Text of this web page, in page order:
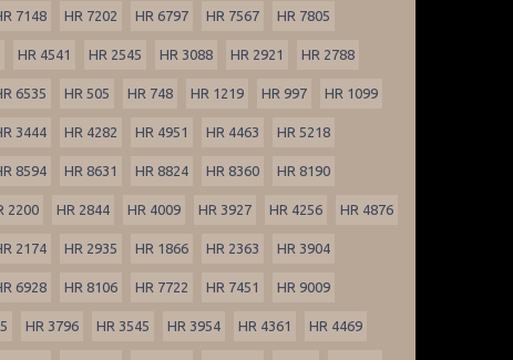
7148 HR 7202 HR 6797 HR 7567 HR 7805
HR 4541 HR 2545 HR 3088 HR 2921 HR 2788
6535 HR 505 HR 748 HR 1219 HR 997 HR 1099
3444 HR 4282 HR 4951 HR 4463 HR 5218
8594 HR 8631 HR 8824 HR 8360 HR 8190
2200 HR 2844 HR 4009 HR 3927 HR 4256 HR 4876
2174 HR 2935 HR 1866 HR 2363 HR 3904
6928 HR 8106 HR 7722 HR 7451 HR 9009
HR 3796 HR 3545 HR 3954 HR 4361 HR 4469